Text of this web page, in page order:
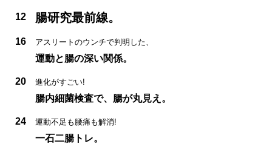
12 腸研究最前線。
16 アスリートのウンチで判明した、
運動と腸の深い関係。
20 進化がすごい!
腸内細菌検査で、腸が丸見え。
24 運動不足も腰痛も解消!
一石二腸トレ。